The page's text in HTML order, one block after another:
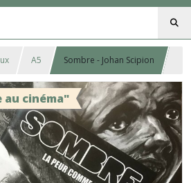
A5 Sombre - Johan Scipion
au cinéma"